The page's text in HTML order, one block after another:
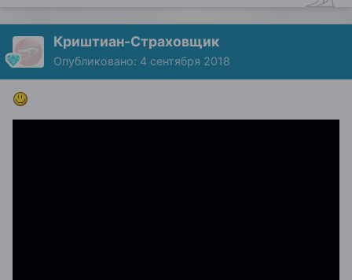
Криштиан-Страховщик
Опубликовано: 4 сентября 2018